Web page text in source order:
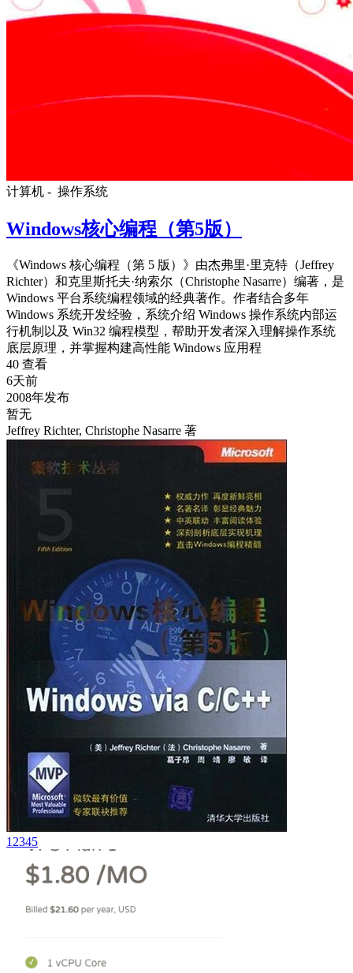
计算机 - 操作系统
Windows核心编程（第5版）
《Windows 核心编程（第 5 版）》由杰弗里·里克特（Jeffrey
Richter）和克里斯托夫·纳索尔（Christophe Nasarre）编著，是
Windows 平台系统编程领域的经典著作。作者结合多年
Windows 系统开发经验，系统介绍 Windows 操作系统内部运
行机制以及 Win32 编程模型，帮助开发者深入理解操作系统
底层原理，并掌握构建高性能 Windows 应用程
40 查看
6天前
2008年发布
暂无
Jeffrey Richter, Christophe Nasarre 著
1 2345